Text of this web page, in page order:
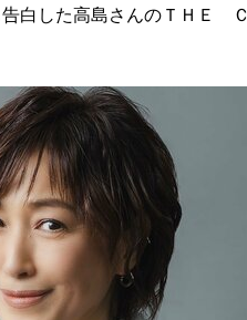
白した高島さんのＴＨＥ